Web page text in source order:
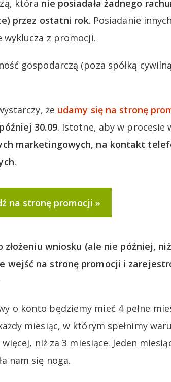
która nie posiadała żadnego
przez ostatni rok. Posiadanie
z promocji.
gospodarczą (poza spółką
że udamy się na stronę
30.09. Istotne, aby w procesie
marketingowych, na kontakt
.
na stronę promocji
wniosku (ale nie później,
wejść na stronę promocji i
o konto będziemy mieć 4 pełne
miesiąc, w którym spełnimy
niż za 3 miesiące. Jeden
nam się noga.